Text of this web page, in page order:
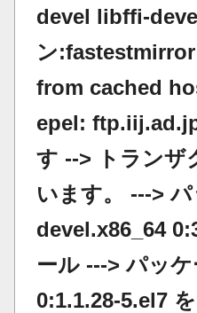
devel libffi-
ン
from cached
epel:
す --> トランザ
います。 --->
devel.x86_64
ール ---> パッ
0:1.1.28-5.el7